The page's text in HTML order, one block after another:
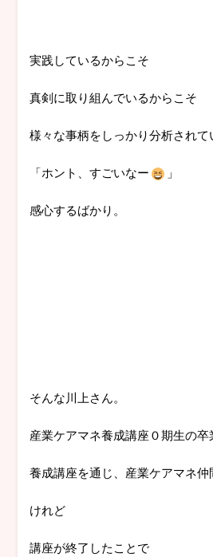
実践しているからこそ
真剣に取り組んでいるからこそ
様々な事柄をしっかり分析されて
「ホント、すごいなー 」
感心するばかり。
そんな川上さん。
産業ケアマネ養成講座０期生の卒
養成講座を通じ、産業ケアマネ仲
けれど
講座が終了したことで